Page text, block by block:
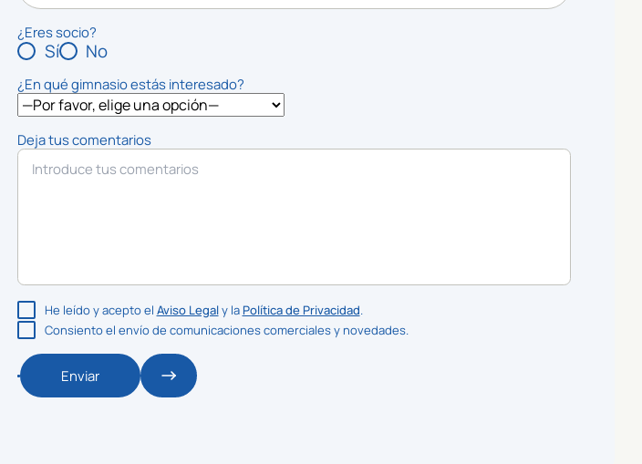
¿Eres socio?
Sí No
¿En qué gimnasio estás interesado?
Deja tus comentarios
He leído y acepto el Aviso Legaly la Política de Privacidad.
Consiento el envío de comunicaciones comerciales y novedades.
Enviar